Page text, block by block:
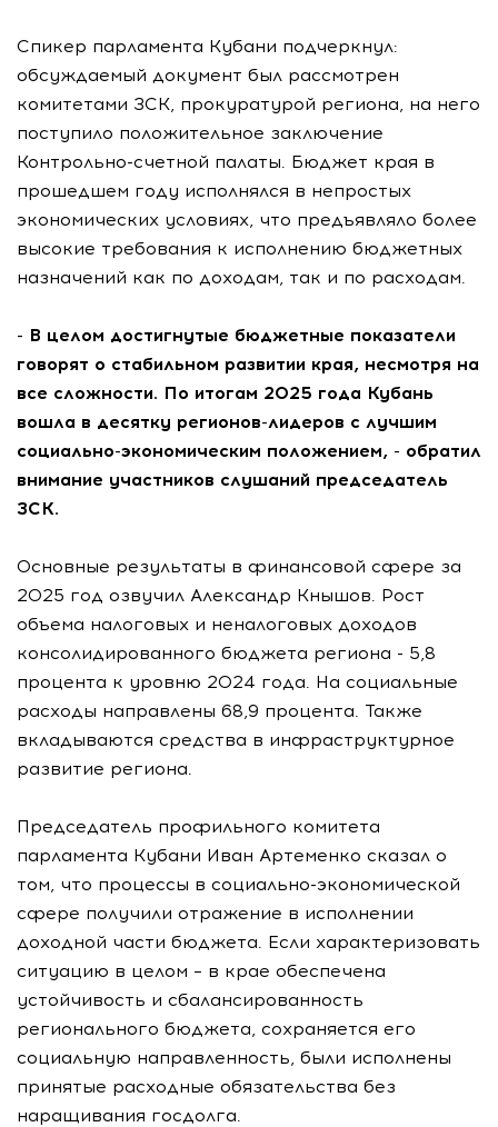
Спикер парламента Кубани подчеркнул:
обсуждаемый документ был рассмотрен
комитетами ЗСК, прокуратурой региона, на него
поступило положительное заключение
Контрольно-счетной палаты. Бюджет края в
прошедшем году исполнялся в непростых
экономических условиях, что предъявляло более
высокие требования к исполнению бюджетных
назначений как по доходам, так и по расходам.
- В целом достигнутые бюджетные показатели
говорят о стабильном развитии края, несмотря на
все сложности. По итогам 2025 года Кубань
вошла в десятку регионов-лидеров с лучшим
социально-экономическим положением, - обратил
внимание участников слушаний председатель
ЗСК.
Основные результаты в финансовой сфере за
2025 год озвучил Александр Кнышов. Рост
объема налоговых и неналоговых доходов
консолидированного бюджета региона - 5,8
процента к уровню 2024 года. На социальные
расходы направлены 68,9 процента. Также
вкладываются средства в инфраструктурное
развитие региона.
Председатель профильного комитета
парламента Кубани Иван Артеменко сказал о
том, что процессы в социально-экономической
сфере получили отражение в исполнении
доходной части бюджета. Если характеризовать
ситуацию в целом – в крае обеспечена
устойчивость и сбалансированность
регионального бюджета, сохраняется его
социальную направленность, были исполнены
принятые расходные обязательства без
наращивания госдолга.